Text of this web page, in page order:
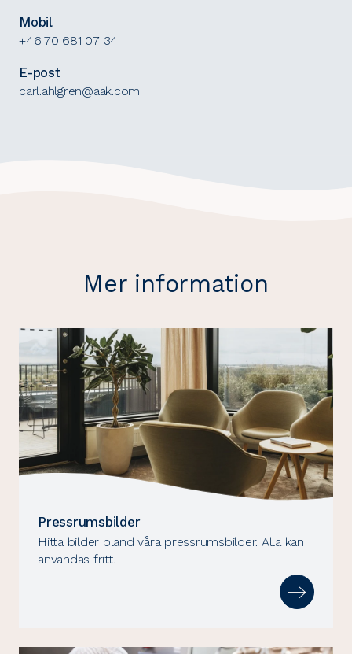
Mobil
+46 70 681 07 34
E-post
carl.ahlgren@aak.com
Mer information
Pressrumsbilder
Hitta bilder bland våra pressrumsbilder. Alla kan
användas fritt.